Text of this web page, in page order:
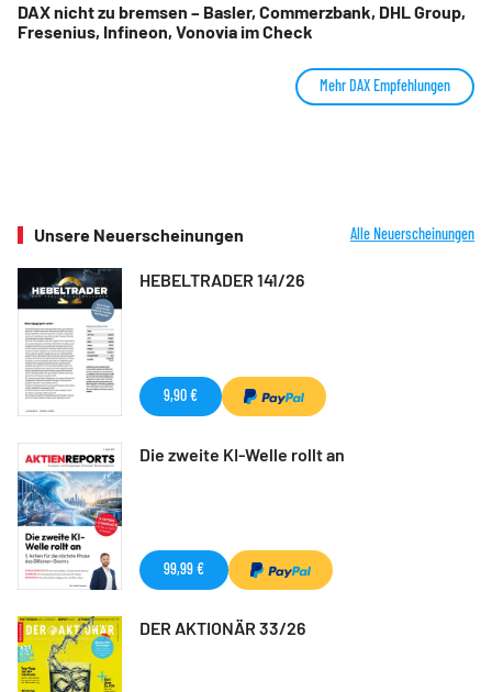
DAX nicht zu bremsen – Basler, Commerzbank, DHL Group,
Fresenius, Infineon, Vonovia im Check
Mehr DAX Empfehlungen
Unsere Neuerscheinungen Alle Neuerscheinungen
HEBELTRADER 141/26
9,90 €
Die zweite KI-Welle rollt an
99,99 €
DER AKTIONÄR 33/26